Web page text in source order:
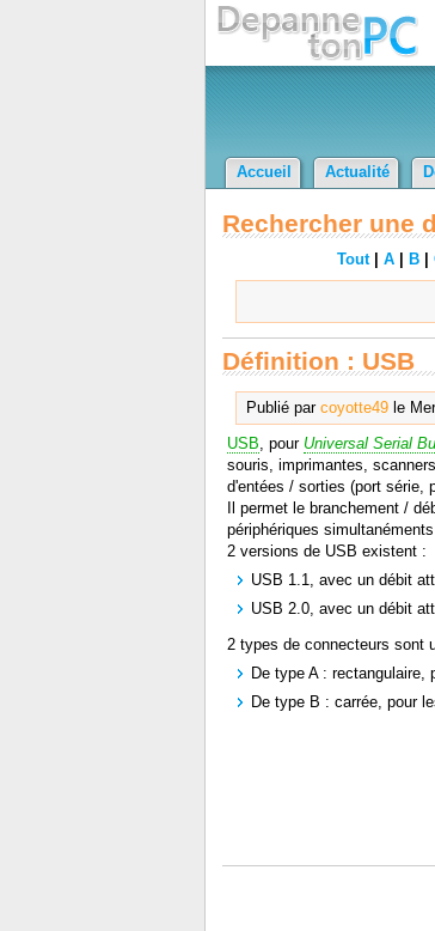
Accueil Actualité
Rechercher une
Tout| A B
Définition : USB
Publié par coyotte49le
USB, pour Universal Serial
souris, imprimantes,
d'entées / sorties (port série,
Il permet le branchement /
périphériques
2 versions de USB existent :
USB 1.1, avec un débit
USB 2.0, avec un débit
2 types de connecteurs sont
De type A : rectangulaire,
De type B : carrée, pour